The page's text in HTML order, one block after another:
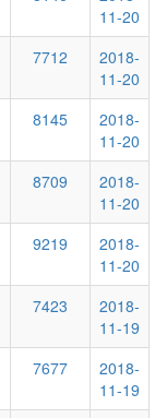
11-20
7712
2018-
11-20
8145
2018-
11-20
8709
2018-
11-20
9219
2018-
11-20
7423
2018-
11-19
7677
2018-
11-19